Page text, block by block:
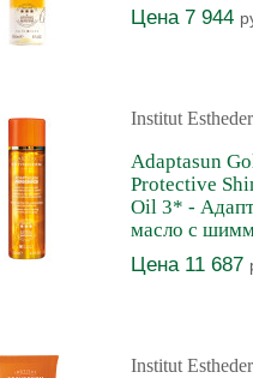
Цена 7 944
Institut
Adaptasun
Protective
Oil 3* -
масло с
Цена 11 687
Institut